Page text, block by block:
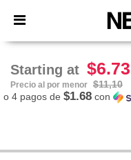
× App de
¡Mejores precios
Starting at $6.73
Precio al por menor $11,10
o 4 pagos de $1.68 con